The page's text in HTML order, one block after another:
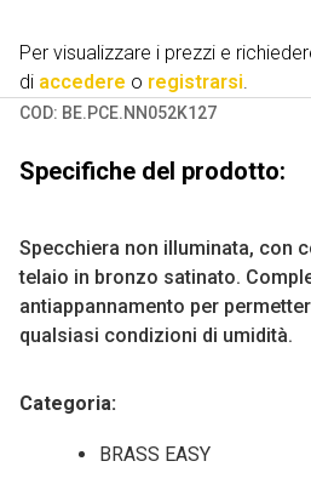
Per visualizzare i prezzi e
di accedere o registrarsi.
COD: BE.PCE.NN052K127
Specifiche del prodotto:
Specchiera non illuminata, con
telaio in bronzo satinato.
antiappannamento per
qualsiasi condizioni di umidità.
Categoria:
BRASS EASY